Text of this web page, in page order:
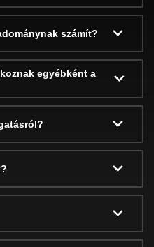
számít?
egyébként a